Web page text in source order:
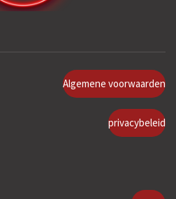
Algemene voorwaarden
privacybeleid